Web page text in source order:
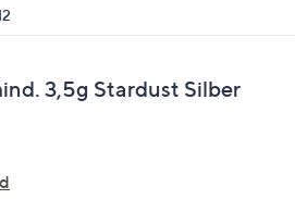
3,5g Stardust Silber